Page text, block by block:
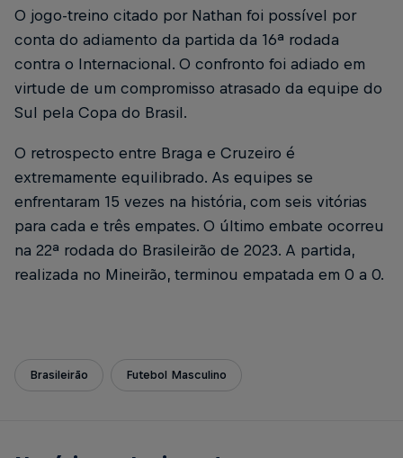
O jogo-treino citado por Nathan foi possível por
conta do adiamento da partida da 16ª rodada
contra o Internacional. O confronto foi adiado em
virtude de um compromisso atrasado da equipe do
Sul pela Copa do Brasil.
O retrospecto entre Braga e Cruzeiro é
extremamente equilibrado. As equipes se
enfrentaram 15 vezes na história, com seis vitórias
para cada e três empates. O último embate ocorreu
na 22ª rodada do Brasileirão de 2023. A partida,
realizada no Mineirão, terminou empatada em 0 a 0.
Brasileirão Futebol Masculino